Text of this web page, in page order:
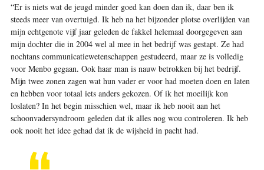
“Er is niets wat de jeugd minder goed kan doen dan ik, daar ben ik
steeds meer van overtuigd. Ik heb na het bijzonder plotse overlijden van
mijn echtgenote vijf jaar geleden de fakkel helemaal doorgegeven aan
mijn dochter die in 2004 wel al mee in het bedrijf was gestapt. Ze had
nochtans communicatiewetenschappen gestudeerd, maar ze is volledig
voor Menbo gegaan. Ook haar man is nauw betrokken bij het bedrijf.
Mijn twee zonen zagen wat hun vader er voor had moeten doen en laten
en hebben voor totaal iets anders gekozen. Of ik het moeilijk kon
loslaten? In het begin misschien wel, maar ik heb nooit aan het
schoonvadersyndroom geleden dat ik alles nog wou controleren. Ik heb
ook nooit het idee gehad dat ik de wijsheid in pacht had.